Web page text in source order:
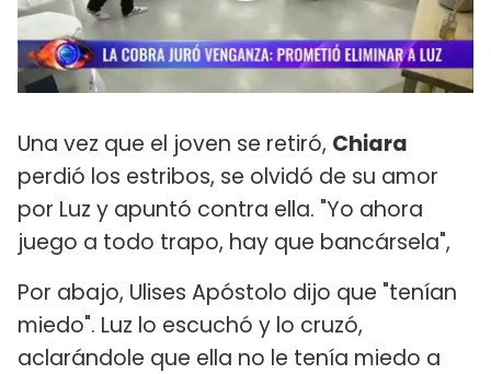
Una vez que el joven se retiró, Chiara
perdió los estribos, se olvidó de su amor
por Luz y apuntó contra ella. "Yo ahora
juego a todo trapo, hay que bancársela",
Por abajo, Ulises Apóstolo dijo que "tenían
miedo". Luz lo escuchó y lo cruzó,
aclarándole que ella no le tenía miedo a